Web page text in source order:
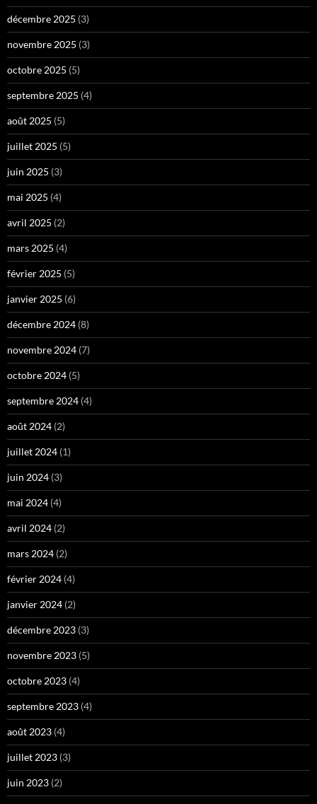
décembre 2025 (3)
novembre 2025 (3)
octobre 2025 (5)
septembre 2025 (4)
août 2025 (5)
juillet 2025 (5)
juin 2025 (3)
mai 2025 (4)
avril 2025 (2)
mars 2025 (4)
février 2025 (5)
janvier 2025 (6)
décembre 2024 (8)
novembre 2024 (7)
octobre 2024 (5)
septembre 2024 (4)
août 2024 (2)
juillet 2024 (1)
juin 2024 (3)
mai 2024 (4)
avril 2024 (2)
mars 2024 (2)
février 2024 (4)
janvier 2024 (2)
décembre 2023 (3)
novembre 2023 (5)
octobre 2023 (4)
septembre 2023 (4)
août 2023 (4)
juillet 2023 (3)
juin 2023 (2)